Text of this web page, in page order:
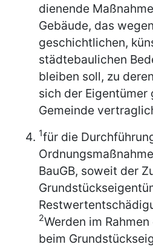
dienende
Gebäude, das
geschichtlichen,
städtebaulichen
bleiben soll, zu
sich der Eigentümer
Gemeinde
1für die
BauGB, soweit der
2Werden im
beim